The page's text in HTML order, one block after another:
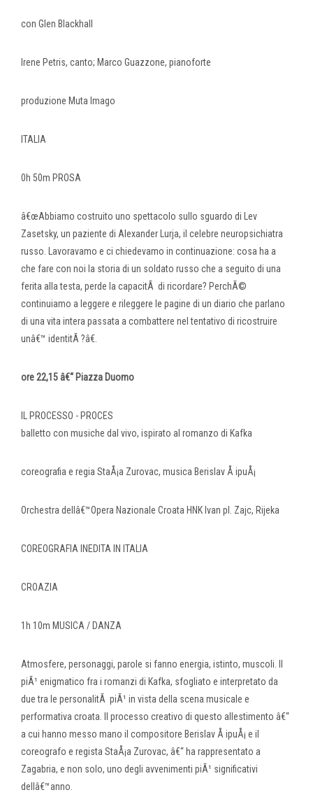
con Glen Blackhall
Irene Petris, canto; Marco Guazzone, pianoforte
produzione Muta Imago
ITALIA
0h 50m PROSA
â€œAbbiamo costruito uno spettacolo sullo sguardo di Lev
Zasetsky, un paziente di Alexander Lurja, il celebre neuropsichiatra
russo. Lavoravamo e ci chiedevamo in continuazione: cosa ha a
che fare con noi la storia di un soldato russo che a seguito di una
ferita alla testa, perde la capacitÃ di ricordare? PerchÃ©
continuiamo a leggere e rileggere le pagine di un diario che parlano
di una vita intera passata a combattere nel tentativo di ricostruire
unâ€™ identitÃ ?â€.
ore 22,15 â€“ Piazza Duomo
IL PROCESSO - PROCES
balletto con musiche dal vivo, ispirato al romanzo di Kafka
coreografia e regia StaÅ¡a Zurovac, musica Berislav Å ipuÅ¡
Orchestra dellâ€™Opera Nazionale Croata HNK Ivan pl. Zajc, Rijeka
COREOGRAFIA INEDITA IN ITALIA
CROAZIA
1h 10m MUSICA / DANZA
Atmosfere, personaggi, parole si fanno energia, istinto, muscoli. Il
piÃ¹ enigmatico fra i romanzi di Kafka, sfogliato e interpretato da
due tra le personalitÃ piÃ¹ in vista della scena musicale e
performativa croata. Il processo creativo di questo allestimento â€“
a cui hanno messo mano il compositore Berislav Å ipuÅ¡ e il
coreografo e regista StaÅ¡a Zurovac, â€“ ha rappresentato a
Zagabria, e non solo, uno degli avvenimenti piÃ¹ significativi
dellâ€™anno.